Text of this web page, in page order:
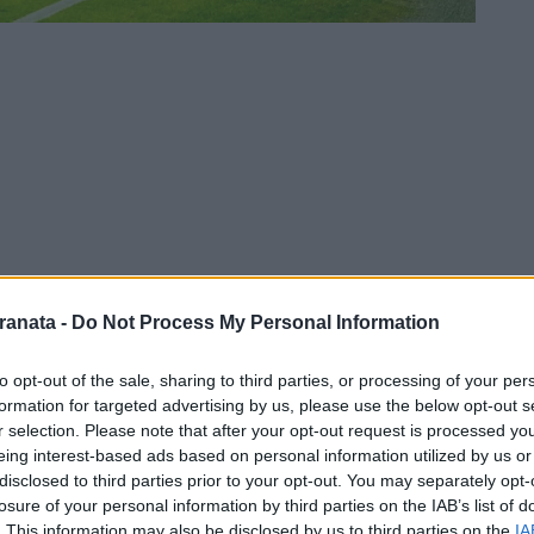
- Do Not Process My Personal Information
opt-out of the sale, sharing to third parties, or processing of your
for targeted advertising by us, please use the below opt-out
selection. Please note that after your opt-out request is processed
interest-based ads based on personal information utilized by us
to third parties prior to your opt-out. You may separately
of your personal information by third parties on the IAB’s list of
This information may also be disclosed by us to third parties on the
maggior parte dei tifosi, domani
26' giornata di campionato contro il
spalti, il minimo stagionale.
di cui 26 ospiti provenienti dalla